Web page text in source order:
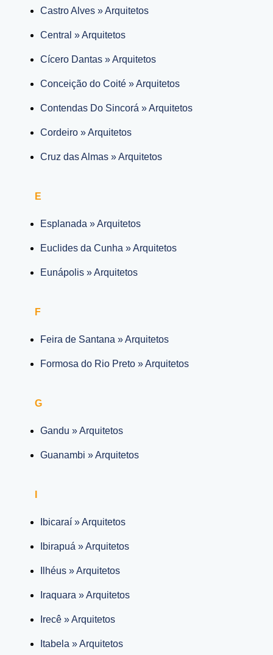
Castro Alves » Arquitetos
Central » Arquitetos
Cícero Dantas » Arquitetos
Conceição do Coité » Arquitetos
Contendas Do Sincorá » Arquitetos
Cordeiro » Arquitetos
Cruz das Almas » Arquitetos
E
Esplanada » Arquitetos
Euclides da Cunha » Arquitetos
Eunápolis » Arquitetos
F
Feira de Santana » Arquitetos
Formosa do Rio Preto » Arquitetos
G
Gandu » Arquitetos
Guanambi » Arquitetos
Ibicaraí » Arquitetos
Ibirapuá » Arquitetos
Ilhéus » Arquitetos
Iraquara » Arquitetos
Irecê » Arquitetos
Itabela » Arquitetos